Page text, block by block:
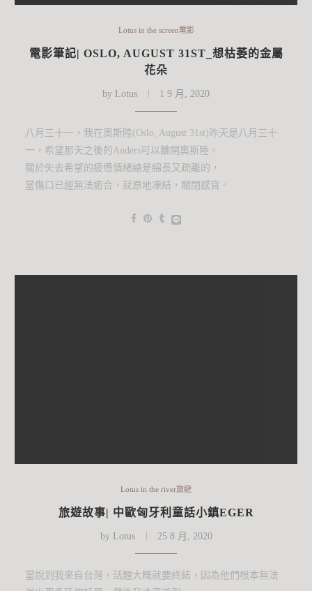
Lotus in the screen電影
電影筆記| OSLO, AUGUST 31ST_想枯萎的金屬
花朵
by Lotus 1 9 月, 2020
八月三十一，我在奧斯陸(Oslo, August 31st)昨天是八月三十
一，希望那天之後的Anders可以離開奧斯陸。
關於失去希望的疲憊情緒總是綿長又疏離的，
當傷口已經無法癒合，就原地凍結，關閉感官。
Lotus in the river旅遊
旅遊故事| 中歐匈牙利童話小鎮EGER
by Lotus 25 8 月, 2020
當說到我來自台灣，話題大概就要終結，因為他們根本無法